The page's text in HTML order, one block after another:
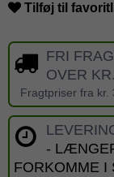
Tilføj til
FRI
OVER
Fragtpriser fra kr.
-
FORKOMME I